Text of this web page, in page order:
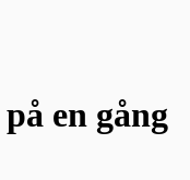
på en gång